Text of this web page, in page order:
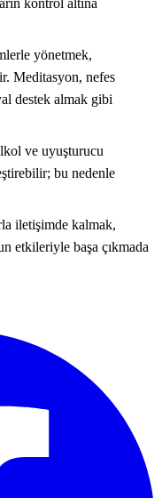
yönetmek,
Meditasyon, nefes
destek almak gibi
ve uyuşturucu
bu nedenle
iletişimde kalmak,
etkileriyle başa çıkmada